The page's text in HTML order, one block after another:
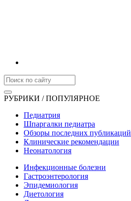
РУБРИКИ / ПОПУЛЯРНОЕ
Педиатрия
Шпаргалки педиатра
Обзоры последних публикаций
Клинические рекомендации
Неонатология
Инфекционные болезни
Гастроэнтерология
Эпидемиология
Диетология